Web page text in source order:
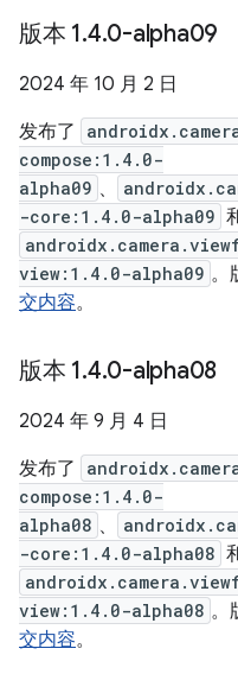
版本 1.4.0-alpha09
2024 年 10 月 2 日
发布了
compose:1.4.0-
alpha09 、
-core:1.4.0-alpha09
view:1.4.0-alpha09 。
交内容。
版本 1.4.0-alpha08
2024 年 9 月 4 日
发布了
compose:1.4.0-
alpha08 、
-core:1.4.0-alpha08
view:1.4.0-alpha08 。
交内容。